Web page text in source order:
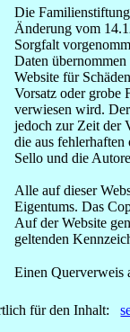
Die
Änderung vom
Sorgfalt
Daten
Website für
Vorsatz oder grobe
verwiesen wird.
jedoch zur Zeit der
die aus
Sello und die
Alle auf dieser
Eigentums. Das
Auf der Website
geltenden
Einen Querverweis
für den Inhalt: